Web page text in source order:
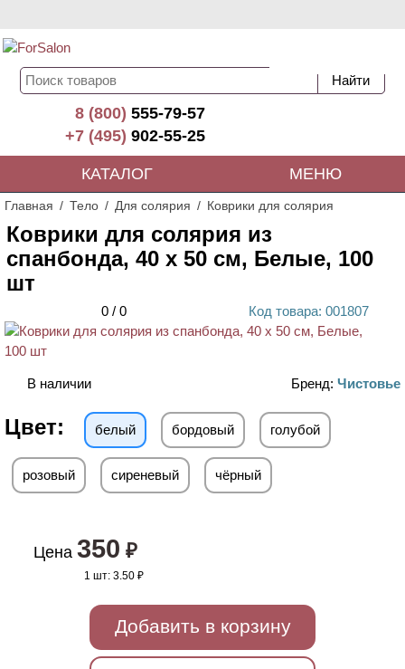
8 (800)555-79-57
+7 (495)902-55-25
КАТАЛОГ МЕНЮ
Главная Тело Для солярия Коврики для солярия
Коврики для солярия из
спанбонда, 40 х 50 см, Белые, 100
шт
0 / 0 Код товара: 001807
В наличии Бренд: Чистовье
Цвет: белый бордовый голубой
розовый сиреневый чёрный
Цена 350 ₽
1 шт:3.50 ₽
Добавить в корзину